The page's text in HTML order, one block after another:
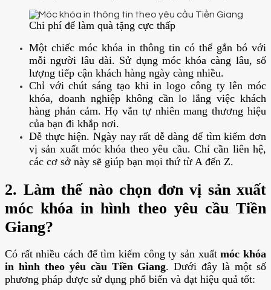
Chi phí để làm quà tặng cực thấp
Một chiếc móc khóa in thông tin có thể gắn bó với
mỗi người lâu dài. Sử dụng móc khóa càng lâu, số
lượng tiếp cận khách hàng ngày càng nhiều.
Chỉ với chút sáng tạo khi in logo công ty lên móc
khóa, doanh nghiệp không cần lo lắng việc khách
hàng phản cảm. Họ vẫn tự nhiên mang thương hiệu
của bạn đi khắp nơi.
Dễ thực hiện. Ngày nay rất dễ dàng để tìm kiếm đơn
vị sản xuất móc khóa theo yêu cầu. Chỉ cần liên hệ,
các cơ sở này sẽ giúp bạn mọi thứ từ A đến Z.
2. Làm thế nào chọn đơn vị sản xuất
móc khóa in hình theo yêu cầu Tiền
Giang?
Có rất nhiều cách để tìm kiếm công ty sản xuấtmóc khóa
in hình theo yêu cầu Tiền Giang. Dưới đây là một số
phương pháp được sử dụng phổ biến và đạt hiệu quả tốt: